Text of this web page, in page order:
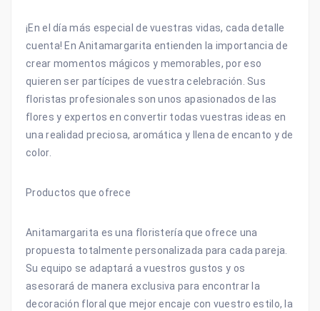
¡En el día más especial de vuestras vidas, cada detalle
cuenta! En Anitamargarita entienden la importancia de
crear momentos mágicos y memorables, por eso
quieren ser partícipes de vuestra celebración. Sus
floristas profesionales son unos apasionados de las
flores y expertos en convertir todas vuestras ideas en
una realidad preciosa, aromática y llena de encanto y de
color.
Productos que ofrece
Anitamargarita es una floristería que ofrece una
propuesta totalmente personalizada para cada pareja.
Su equipo se adaptará a vuestros gustos y os
asesorará de manera exclusiva para encontrar la
decoración floral que mejor encaje con vuestro estilo, la